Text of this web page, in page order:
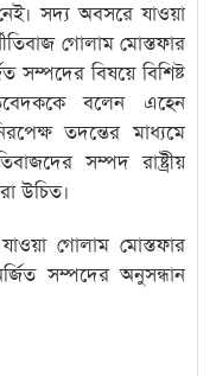
সদ্য অবসরে যাওয়া
গোলাম মোস্তফার
সম্পদের বিষয়ে বিশিষ্ট
বলেন এহেন
তদন্তের মাধ্যমে
সম্পদ রাষ্ট্রীয়
উচিত।
গোলাম মোস্তফার
সম্পদের অনুসন্ধান